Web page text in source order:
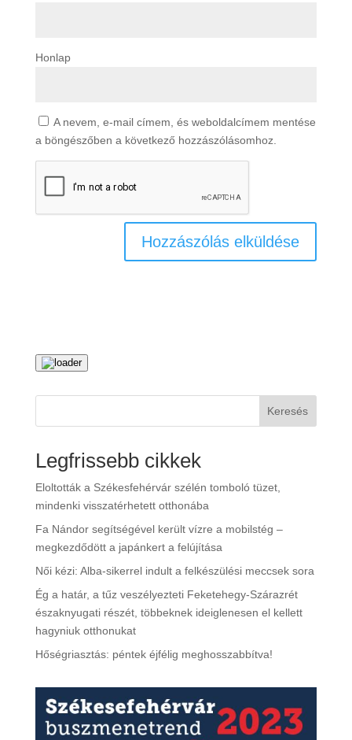
Honlap
A nevem, e-mail címem, és weboldalcímem mentése
a böngészőben a következő hozzászólásomhoz.
Keresés
Legfrissebb cikkek
Eloltották a Székesfehérvár szélén tomboló tüzet,
mindenki visszatérhetett otthonába
Fa Nándor segítségével került vízre a mobilstég –
megkezdődött a japánkert a felújítása
Női kézi: Alba-sikerrel indult a felkészülési meccsek sora
Ég a határ, a tűz veszélyezteti Feketehegy-Szárazrét
északnyugati részét, többeknek ideiglenesen el kellett
hagyniuk otthonukat
Hőségriasztás: péntek éjfélig meghosszabbítva!